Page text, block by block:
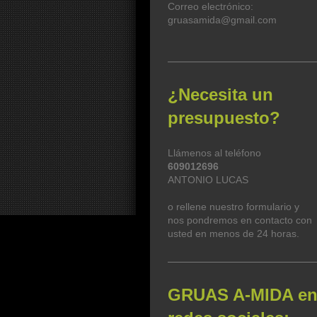
Correo electrónico:
gruasamida@gmail.com
¿Necesita un
presupuesto?
Llámenos al teléfono
609012696
ANTONIO LUCAS
o rellene nuestro formulario y
nos pondremos en contacto con
usted en menos de 24 horas.
GRUAS A-MIDA en